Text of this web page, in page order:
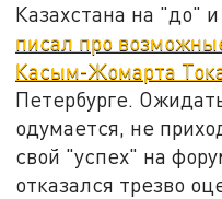
Казахстана на "до"
писал про
Касым-Жомарта
Петербурге.
одумается, не
свой "успех" на
отказался трезво